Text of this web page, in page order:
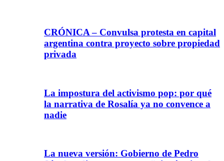
CRÓNICA – Convulsa protesta en capital
argentina contra proyecto sobre propiedad
privada
La impostura del activismo pop: por qué
la narrativa de Rosalía ya no convence a
nadie
La nueva versión: Gobierno de Pedro